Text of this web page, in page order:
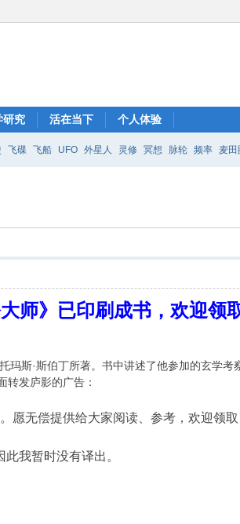
研究 活在当下 个人体验
飞碟 飞船 UFO 外星人 灵修 冥想 脉轮 频率 麦田
大师》已印刷成书，欢迎领
斯·斯伯丁所著。书中讲述了他参加的玄学
转发庐影的广告：
愿无偿提供给大家阅读、参考，欢迎领取
我暂时没有译出。